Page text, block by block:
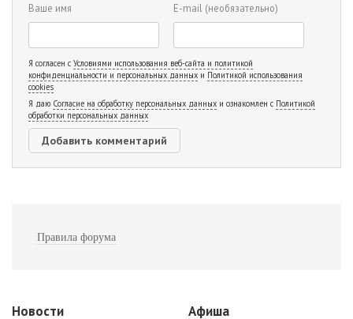
Ваше имя E-mail (необязательно)
Я согласен с Условиями использования веб-сайта и политикой
конфиденциальности и персональных данных и Политикой использования
cookies
Я даю Согласие на обработку персональных данных и ознакомлен с Политикой
обработки персональных данных
Правила форума
Новости
Афиша